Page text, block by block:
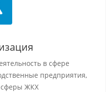
в сфере
предприятия,
сферы ЖКХ